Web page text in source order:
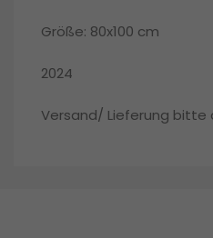
Größe: 80x100 cm
2024
Versand/ Lieferung bitte